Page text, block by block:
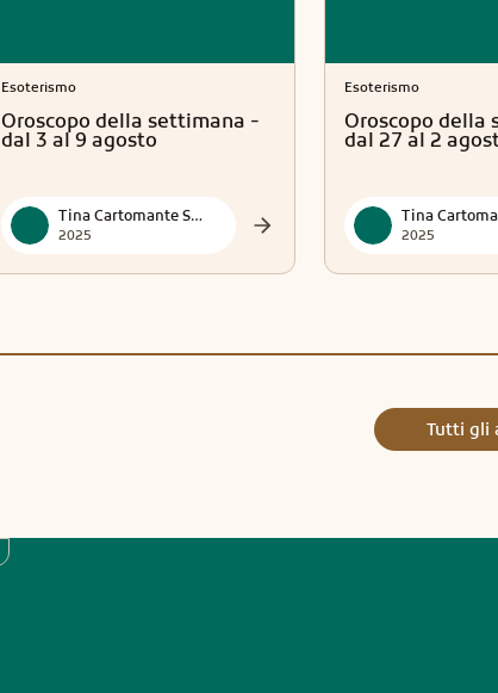
Esoterismo
Oroscopo della settimana -
dal 3 al 9 agosto
Tina Cartomante Sensitiva
2025
Esoterismo
Oroscopo della
dal 27 al 2
2025
Tutti gli